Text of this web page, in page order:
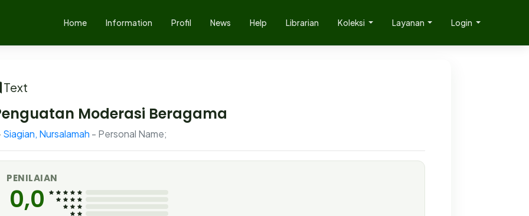
Home Information Profil News Help Librarian Koleksi Layanan Login
Text
Moderasi Beragama
Siagian, Nursalamah - Personal Name;
PENILAIAN
0,0